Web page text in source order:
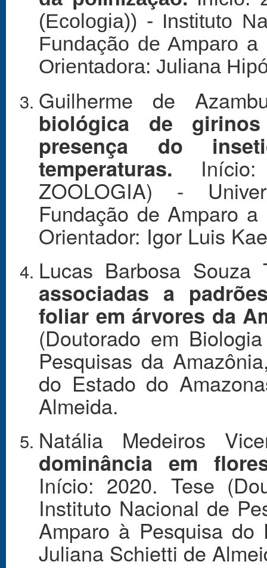
(Ecologia)) - Instituto
Fundação de Amparo
Orientadora: Juliana
Guilherme de
biológica de
presença do
temperaturas.
ZOOLOGIA) -
Fundação de Amparo
Orientador: Igor Luis
Lucas Barbosa Souza
associadas a
foliar em árvores da
(Doutorado em
Pesquisas da
do Estado do
Almeida.
Natália Medeiros
dominância em
Início: 2020. Tese
Instituto Nacional de
Amparo à Pesquisa do
Juliana Schietti de